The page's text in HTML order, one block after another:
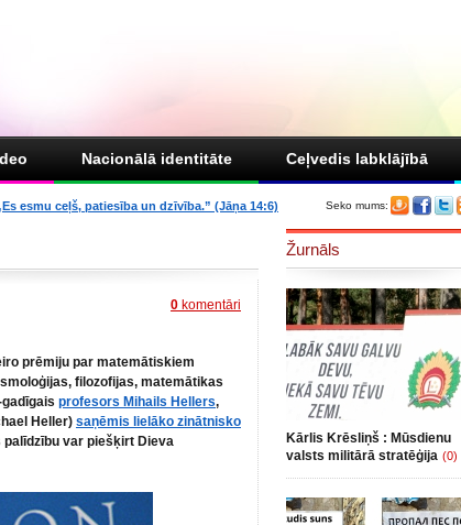
Nacionālā identitāte Ceļvedis labklājībā
Seko mums:
esmu ceļš, patiesība un dzīvība.” (Jāņa 14:6)
0 komentāri
prēmiju par matemātiskiem
filozofijas, matemātikas
profesors Mihails Hellers,
Heller) saņēmis lielāko zinātnisko
var piešķirt Dieva
Žurnāls
Kārlis Krēsliņš : Mūsdienu
valsts militārā stratēģija (0)